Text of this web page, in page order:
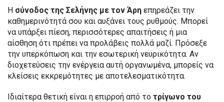
Η σύνοδος της Σελήνης με τον Άρη επηρεάζει την
καθημερινότητά σου και αυξάνει τους ρυθμούς. Μπορεί
να υπάρξει πίεση, περισσότερες απαιτήσεις ή μια
αίσθηση ότι πρέπει να προλάβεις πολλά μαζί. Πρόσεξε
την υπερκόπωση και την εσωτερική νευρικότητα. Αν
διοχετεύσεις την ενέργεια αυτή οργανωμένα, μπορείς να
κλείσεις εκκρεμότητες με αποτελεσματικότητα.
Ιδιαίτερα θετική είναι η επιρροή από το τρίγωνο του